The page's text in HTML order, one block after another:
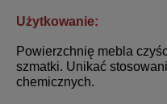
Użytkowanie:
Powierzchnię mebla
szmatki. Unikać
chemicznych.